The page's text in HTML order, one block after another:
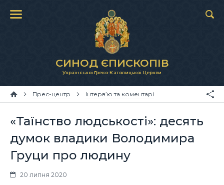
СИНОД ЄПИСКОПІВ
Української Греко-Католицької Церкви
Прес-центр Інтерв’ю та коментарі
«Таїнство людськості»: десять
думок владики Володимира
Груци про людину
20 липня 2020